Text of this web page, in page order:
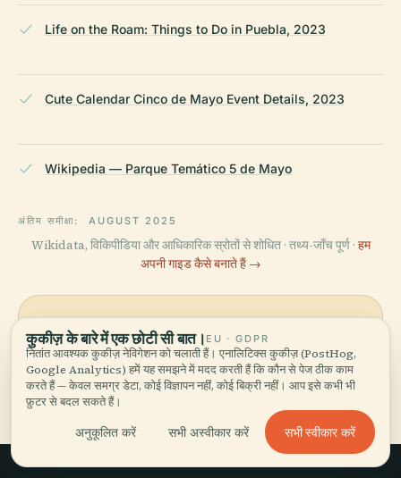
Life on the Roam: Things to Do in Puebla, 2023
Cute Calendar Cinco de Mayo Event Details, 2023
Wikipedia — Parque Temático 5 de Mayo
अंतिम समीक्षा: AUGUST 2025
Wikidata, विकिपीडिया और आधिकारिक स्रोतों से शोधित · तथ्य-जाँच पूर्ण · हम
अपनी गाइड कैसे बनाते हैं →
इलाके को घूमें
5 De Mayo थीम पार्क को नक्शे पर देखें
और आस-पास क्या है, जानें।
मानचित्र देखें
कुकीज़ के बारे में एक छोटी सी बात। EU · GDPR
नितांत आवश्यक कुकीज़ नेविगेशन को चलाती हैं। एनालिटिक्स कुकीज़ (PostHog,
Google Analytics) हमें यह समझने में मदद करती हैं कि कौन से पेज ठीक काम
करते हैं — केवल समग्र डेटा, कोई विज्ञापन नहीं, कोई बिक्री नहीं। आप इसे कभी भी
फ़ुटर से बदल सकते हैं।
अनुकूलित करें सभी अस्वीकार करें सभी स्वीकार करें